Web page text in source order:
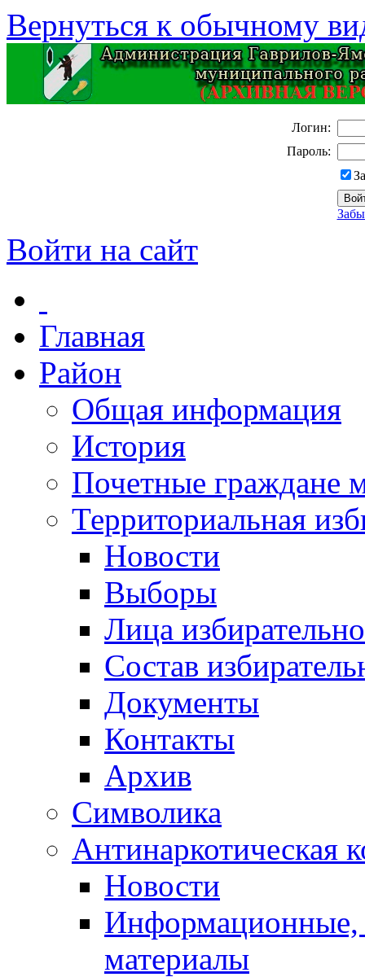
Вернуться к обычному
Логин:
Пароль:
Войти на сайт
Главная
Район
Общая информация
История
Почетные граждане
Территориальная
Новости
Выборы
Лица
Состав
Документы
Контакты
Архив
Символика
Антинаркотическая
Новости
Информационные,
материалы